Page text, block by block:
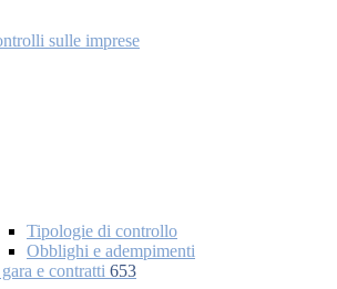
sulle imprese
Tipologie di controllo
Obblighi e adempimenti
e contratti 653